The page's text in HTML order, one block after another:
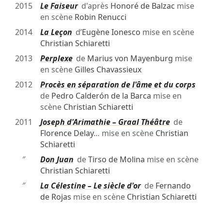
2015
Le Faiseurd'après Honoré de Balzac mise
en scène Robin Renucci
2014
La Leçon d’Eugène Ionesco mise en scène
Christian Schiaretti
2013
Perplexede Marius von Mayenburg mise
en scène Gilles Chavassieux
2012
Procès en séparation de l'âme et du corps
de Pedro Calderón de la Barca mise en
scène Christian Schiaretti
2011
Joseph d'Arimathie – Graal Théâtrede
Florence Delay… mise en scène Christian
Schiaretti
″
Don Juan deTirso de Molina mise en scène
Christian Schiaretti
″
La Célestine – Le siècle d'orde Fernando
de Rojas mise en scène Christian Schiaretti